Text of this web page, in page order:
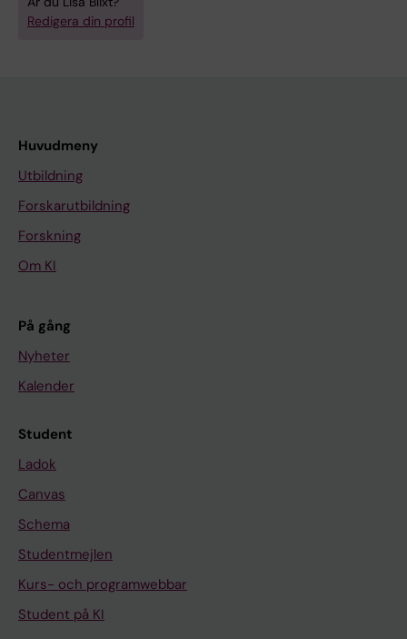
Redigera din profil
Huvudmeny
Utbildning
Forskarutbildning
Forskning
Om KI
På gång
Nyheter
Kalender
Student
Ladok
Canvas
Schema
Studentmejlen
Kurs- och programwebbar
Student på KI